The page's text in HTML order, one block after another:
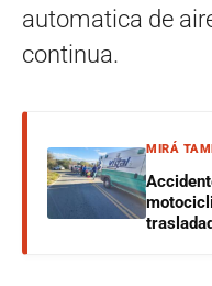
automatica de
continua.
MIRÁ